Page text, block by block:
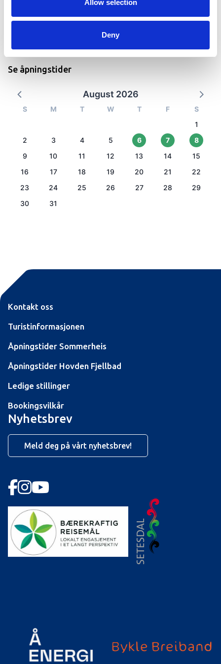
Allow selection
Deny
Leaflet|©OpenStreetMapcontributors
Se åpningstider
August 2026
S M T W T F
S
1
2
3 4 5 6 7
8
9
10 11 12 13 14
15
16
17 18 19 20 21
22
23
24 25 26 27 28
29
30
31
Kontakt oss
Turistinformasjonen
Åpningstider Sommerheis
Åpningstider Hovden Fjellbad
Ledige stillinger
Bookingsvilkår
Nyhetsbrev
Meld deg på vårt nyhetsbrev!